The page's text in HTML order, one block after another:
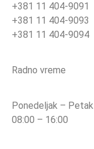
+381 11 404-9091
+381 11 404-9093
+381 11 404-9094
Radno vreme
Ponedeljak – Petak
08:00 – 16:00